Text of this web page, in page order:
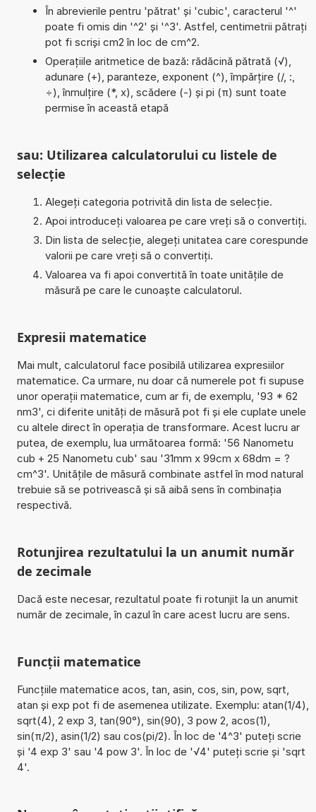
În abrevierile pentru 'pătrat' și 'cubic', caracterul '^'
poate fi omis din '^2' și '^3'. Astfel, centimetrii pătrați
pot fi scriși cm2 în loc de cm^2.
Operațiile aritmetice de bază: rădăcină pătrată (√),
adunare (+), paranteze, exponent (^), împărțire (/, :,
÷), înmulțire (*, x), scădere (-) și pi (π) sunt toate
permise în această etapă
sau: Utilizarea calculatorului cu listele de
selecție
Alegeți categoria potrivită din lista de selecție.
Apoi introduceți valoarea pe care vreți să o convertiți.
Din lista de selecție, alegeți unitatea care corespunde
valorii pe care vreți să o convertiți.
Valoarea va fi apoi convertită în toate unitățile de
măsură pe care le cunoaște calculatorul.
Expresii matematice
Mai mult, calculatorul face posibilă utilizarea expresiilor
matematice. Ca urmare, nu doar că numerele pot fi supuse
unor operații matematice, cum ar fi, de exemplu, '93 * 62
nm3', ci diferite unități de măsură pot fi și ele cuplate unele
cu altele direct în operația de transformare. Acest lucru ar
putea, de exemplu, lua următoarea formă: '56 Nanometu
cub + 25 Nanometu cub' sau '31mm x 99cm x 68dm = ?
cm^3'. Unitățile de măsură combinate astfel în mod natural
trebuie să se potrivească și să aibă sens în combinația
respectivă.
Rotunjirea rezultatului la un anumit număr
de zecimale
Dacă este necesar, rezultatul poate fi rotunjit la un anumit
număr de zecimale, în cazul în care acest lucru are sens.
Funcții matematice
Funcțiile matematice acos, tan, asin, cos, sin, pow, sqrt,
atan și exp pot fi de asemenea utilizate. Exemplu: atan(1/4),
sqrt(4), 2 exp 3, tan(90°), sin(90), 3 pow 2, acos(1),
sin(π/2), asin(1/2) sau cos(pi/2). În loc de '4^3' puteți scrie
și '4 exp 3' sau '4 pow 3'. În loc de '√4' puteți scrie și 'sqrt
4'.